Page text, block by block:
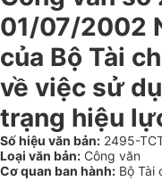
01/07/2002
của Bộ Tài
về việc sử
trạng hiệu
Số hiệu văn bản: 2495-
Loại văn bản: Công văn
Cơ quan ban hành: Bộ Tài